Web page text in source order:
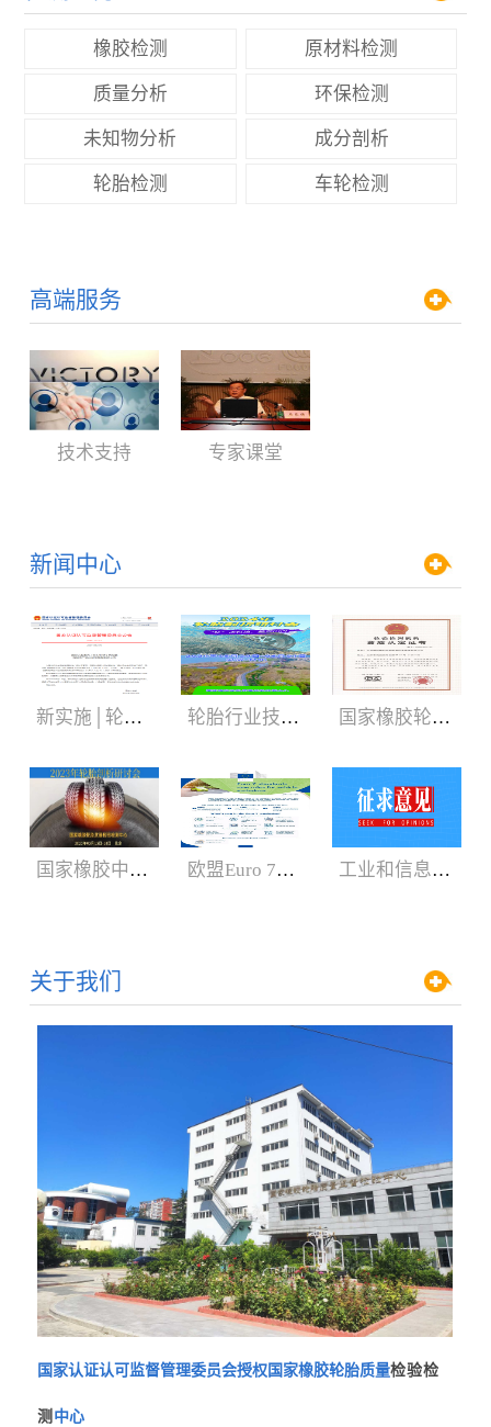
橡胶检测 原材料检测
质量分析 环保检测
未知物分析 成分剖析
轮胎检测 车轮检测
高端服务
技术支持 专家课堂
新闻中心
新实施│轮胎3C认证规则 轮胎行业技术盛会:2024年轮胎剖析研讨会（05.29-06.01） 国家橡胶轮胎质检中心获CNAS、CMA新证书
国家橡胶中心2023年轮胎剖析研讨会3月召开 欧盟Euro 7新法规增加汽车轮胎新内容 工业和信息化部：公开征求对《轿车轮胎》等8项强制性国家标准（征求意见稿）的意见
关于我们
国家认证认可监督管理委员会授权国家橡胶轮胎质量检验检
测 中心